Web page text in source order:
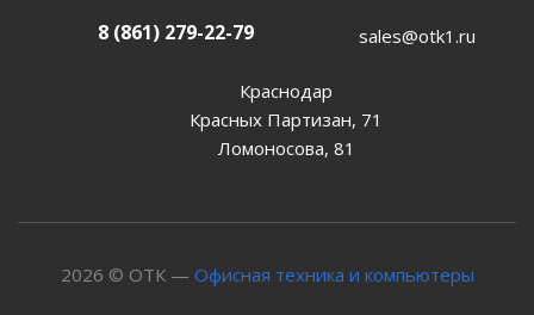
8 (861) 279-22-79 sales@otk1.ru
Краснодар
Красных Партизан, 71
Ломоносова, 81
2026 © ОТК — Офисная техника и компьютеры